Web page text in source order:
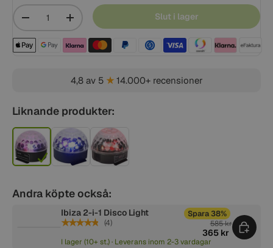
-
+ Slut i lager
Betalningsmetoder
4,8 av 5 ★14.000+ recensioner
Liknande produkter:
Andra köpte också:
Ibiza 2-i-1 Disco Light
★★★★★ (4)
Spara 38%
585 kr
365 kr
I lager (10+ st.) · Leverans inom 2-3 vardagar